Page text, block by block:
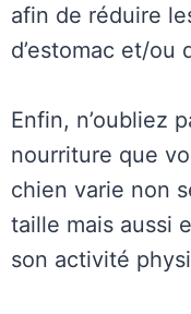
afin de réduire
d’estomac et/ou
Enfin, n’oubliez
nourriture que
chien varie non
taille mais aussi
son activité